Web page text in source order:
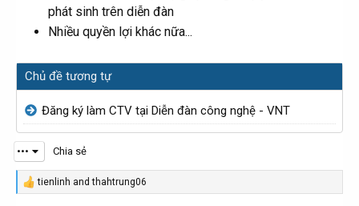
phát sinh trên diễn đàn
Nhiều quyền lợi khác nữa...
Chủ đề tương tự
Đăng ký làm CTV tại Diễn đàn công nghệ - VNT
••• Chia sẻ
R
tienlinh andthahtrung06